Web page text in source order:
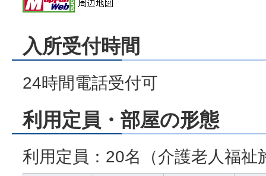
入所受付時間
24時間電話受付可
利用定員・部屋の形態
利用定員：20名（介護老人福